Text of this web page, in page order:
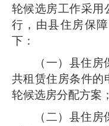
轮候选房工作采用
行，由县住房保
下：
（一）县住
共租赁住房条件的
轮候选房分配方案；
（二）县住